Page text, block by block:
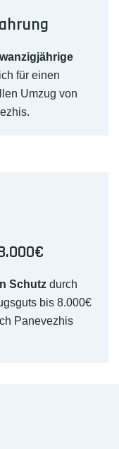
für einen
Umzug von
Schutz durch
bis 8.000€
Panevezhis